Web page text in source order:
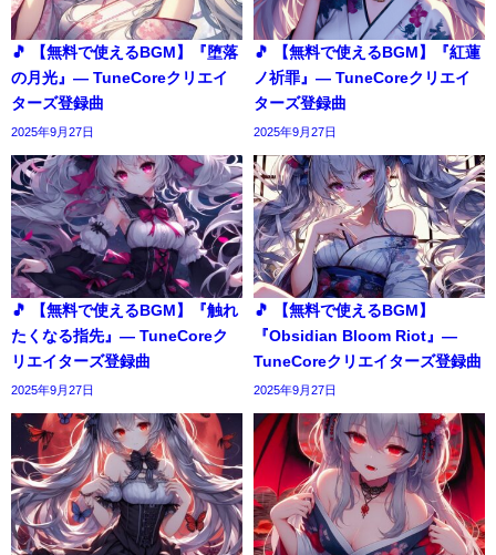
🎵 【無料で使えるBGM】『堕落
の月光』― TuneCoreクリエイ
ターズ登録曲
2025年9月27日
🎵 【無料で使えるBGM】『紅蓮
ノ祈罪』― TuneCoreクリエイ
ターズ登録曲
2025年9月27日
🎵 【無料で使えるBGM】『触れ
たくなる指先』― TuneCoreク
リエイターズ登録曲
2025年9月27日
🎵 【無料で使えるBGM】
『Obsidian Bloom Riot』―
TuneCoreクリエイターズ登録曲
2025年9月27日